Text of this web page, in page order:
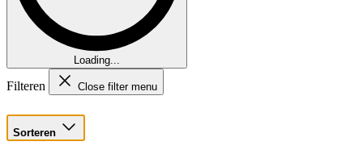
Loading...
Filteren Close filter menu
Sorteren